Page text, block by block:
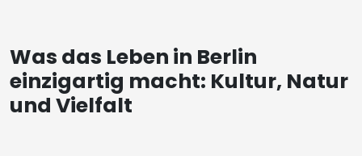
Was das Leben in Berlin
einzigartig macht: Kultur, Natur
und Vielfalt